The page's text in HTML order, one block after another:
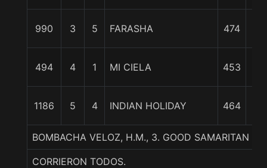
990 3 5 FARASHA 474
494 4 1 MI CIELA 453
1186 5 4 INDIAN HOLIDAY 464
BOMBACHA VELOZ, H.M., 3. GOOD SAMARITAN
CORRIERON TODOS.